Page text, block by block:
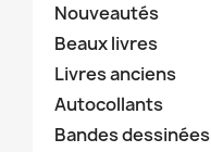
Nouveautés
Beaux livres
Livres anciens
Autocollants
Bandes dessinées